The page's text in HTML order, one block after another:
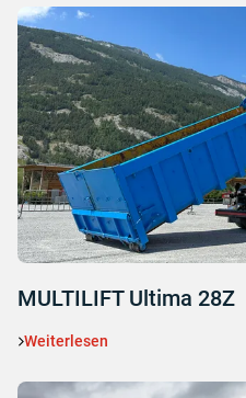
MULTILIFT Ultima 28Z
Weiterlesen